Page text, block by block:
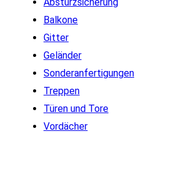
Balkone
Gitter
Geländer
Sonderanfertigungen
Treppen
Türen und Tore
Vordächer